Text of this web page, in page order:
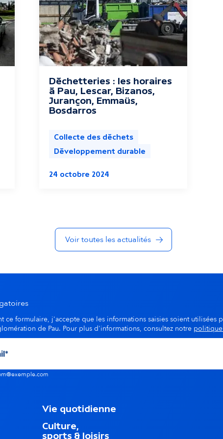
Déchetteries : les horaires
à Pau, Lescar, Bizanos,
Jurançon, Emmaüs,
Bosdarros
Collecte des déchets
Développement durable
24 octobre 2024
Voir toutes les actualités
ce formulaire, j'accepte que les informations saisies soient
de Pau. Pour plus d'informations, consultez notre
M
n
Vie quotidienne
Culture,
sports & loisirs